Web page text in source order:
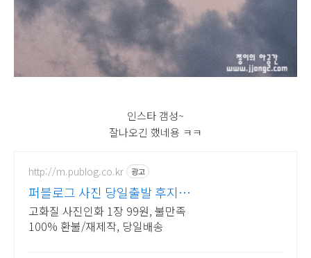
인스타 갬성~
잘나오긴 했네용 ㅋㅋ
http://m.publog.co.kr 광고
퍼블로그 사진 당일출발 후지필
름 최고급 인화지
고화질 사진인화 1장 99원, 불만족
100% 환불/재제작, 당일배송